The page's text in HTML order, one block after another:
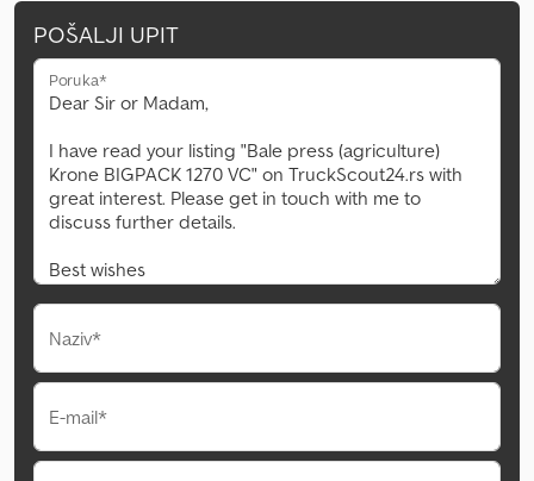
POŠALJI UPIT
Poruka*
Naziv*
E-mail*